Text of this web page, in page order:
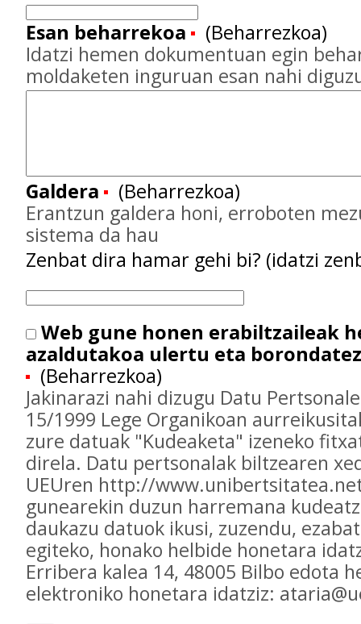
Esan beharrekoa
(Beharrezkoa)
Idatzi hemen dokumentuan egin
moldaketen inguruan esan nahi
Galdera
(Beharrezkoa)
Erantzun galdera honi, erroboten
sistema da hau
Zenbat dira hamar gehi bi? (idatzi
Web gune honen erabiltzaileak
azaldutakoa ulertu eta
(Beharrezkoa)
Jakinarazi nahi dizugu Datu
15/1999 Lege Organikoan
zure datuak "Kudeaketa" izeneko
direla. Datu pertsonalak biltzearen
UEUren http://
gunearekin duzun harremana
daukazu datuok ikusi, zuzendu,
egiteko, honako helbide honetara
Erribera kalea 14, 48005 Bilbo edota
elektroniko honetara idatziz: